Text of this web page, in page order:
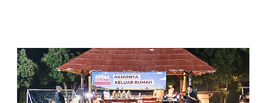
pengalih perhatian. Momentum yang pas memang saya
pulang ke Malang, selain sebagai penghiburan. Juga dapat
pembelajaran. Oh, ternyata begitu yak rasanya. Jadi, adu